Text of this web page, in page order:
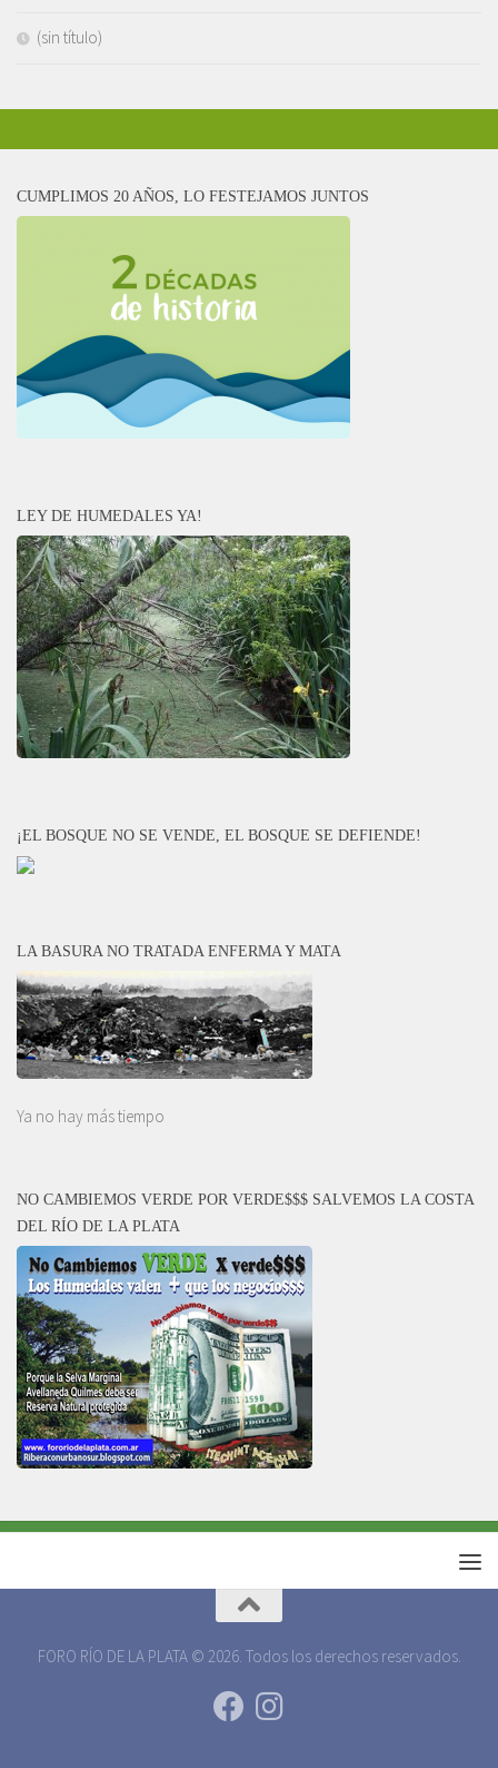
(sin título)
CUMPLIMOS 20 AÑOS, LO FESTEJAMOS JUNTOS
LEY DE HUMEDALES YA!
¡EL BOSQUE NO SE VENDE, EL BOSQUE SE DEFIENDE!
LA BASURA NO TRATADA ENFERMA Y MATA
Ya no hay más tiempo
NO CAMBIEMOS VERDE POR VERDE$$$ SALVEMOS LA COSTA
DEL RÍO DE LA PLATA
FORO RÍO DE LA PLATA © 2026. Todos los derechos reservados.